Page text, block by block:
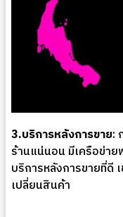
3.บริการหลังการขาย:
ร้านแน่นอน มีเครือข่า
บริการหลังการขายที่ดี
เปลี่ยนสินค้า